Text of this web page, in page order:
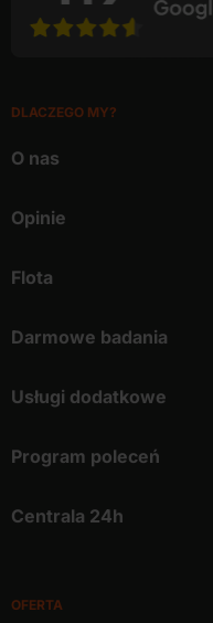
DLACZEGO MY?
O nas
Opinie
Flota
Darmowe badania
Usługi dodatkowe
Program poleceń
Centrala 24h
OFERTA